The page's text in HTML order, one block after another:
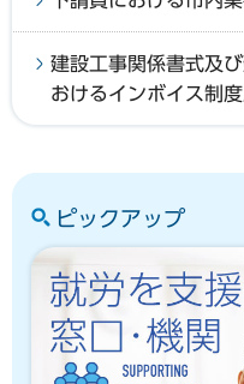
建設工事関係書式及
おけるインボイス制
ピックアップ